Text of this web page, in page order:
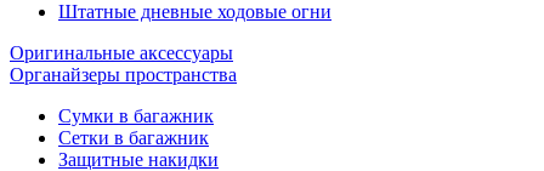
Штатные дневные ходовые огни
Оригинальные аксессуары
Органайзеры пространства
Сумки в багажник
Сетки в багажник
Защитные накидки